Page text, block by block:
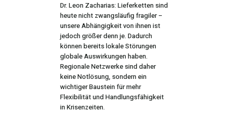
Dr. Leon Zacharias: Lieferketten sind
heute nicht zwangsläufig fragiler –
unsere Abhängigkeit von ihnen ist
jedoch größer denn je. Dadurch
können bereits lokale Störungen
globale Auswirkungen haben.
Regionale Netzwerke sind daher
keine Notlösung, sondern ein
wichtiger Baustein für mehr
Flexibilität und Handlungsfähigkeit
in Krisenzeiten.